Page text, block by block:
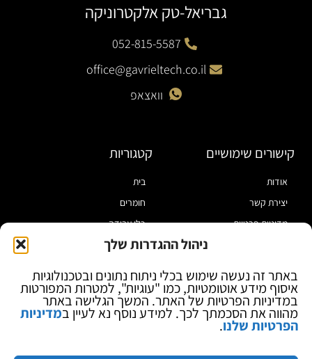
ניהול ההגדרות שלך
באתר זה נעשה שימוש בכלי ניתוח נתונים ובטכנולוגיות
איסוף מידע אוטומטיות, כמו "עוגיות", למטרות המפורטות
במדיניות הפרטיות של האתר. המשך הגלישה באתר
מהווה את הסכמתך לכך. למידע נוסף נא לעיין במדיניות
הפרטיות שלנו.
גבריאל-טק אלקטרוניקה
052-815-5587
office@gavrieltech.co.il
וואצאפ
קישורים שימושיים
אודות
יצירת קשר
מדיניות פרטיות
בלוג
קטגוריות
בית
חומרים
כלי עבודה
מוצרי הלחמה
ספקי כח ומודדים
ציוד אופטי להגדלה